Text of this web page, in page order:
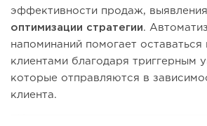
эффективности продаж,
оптимизации стратегии.
напоминаний помогает оставаться
клиентами благодаря триггерным
которые отправляются в
клиента.